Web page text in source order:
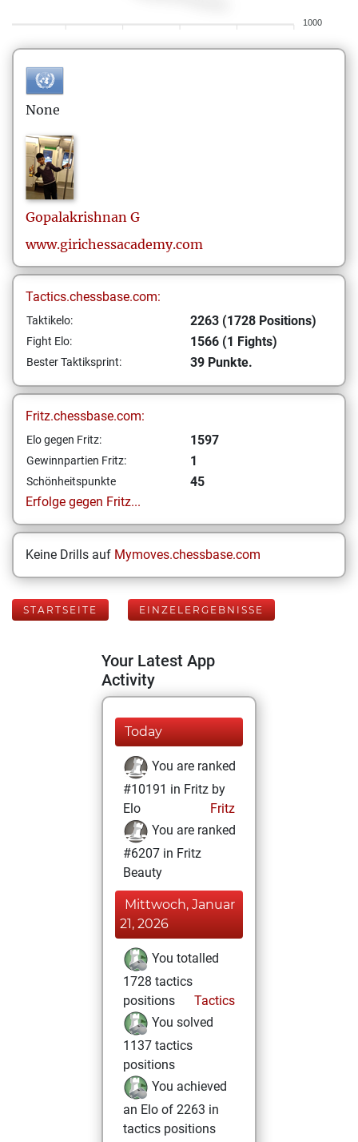
1000
None
Gopalakrishnan G
www.girichessacademy.com
Tactics.chessbase.com:
Taktikelo: 2263 (1728 Positions)
Fight Elo: 1566 (1 Fights)
Bester Taktiksprint: 39 Punkte.
Fritz.chessbase.com:
Elo gegen Fritz: 1597
Gewinnpartien Fritz: 1
Schönheitspunkte
45
Erfolge gegen Fritz...
Keine Drills auf Mymoves.chessbase.com
STARTSEITE EINZELERGEBNISSE
Your Latest App
Activity
Today
You are ranked
#10191 in Fritz by
Elo
Fritz
You are ranked
#6207 in Fritz
Beauty
Mittwoch, Januar
21, 2026
You totalled
1728 tactics
positions
Tactics
You solved
1137 tactics
positions
You achieved
an Elo of 2263 in
tactics positions